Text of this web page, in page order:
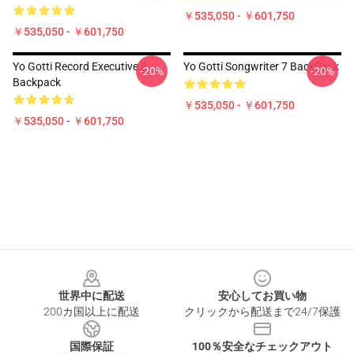
￥535,050 - ￥601,750
￥535,050 - ￥601,750
Yo Gotti Record Executive 8
Backpack
￥535,050 - ￥601,750
-20% Yo Gotti Songwriter 7 BackPack
￥535,050 - ￥601,750
-20%
世界中に配送
200カ国以上に配送
安心してお買い物
クリックから配送まで24/7保護
国際保証
100％安全なチェックアウト